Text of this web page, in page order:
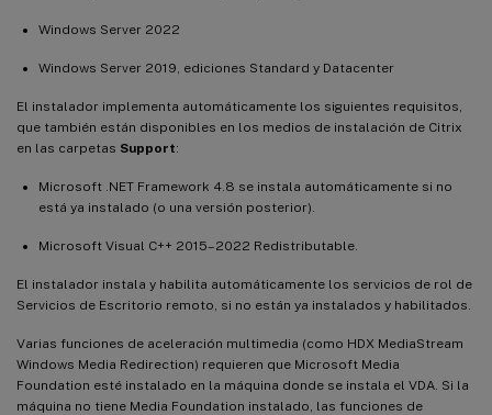
Windows Server 2022
Windows Server 2019, ediciones Standard y Datacenter
El instalador implementa automáticamente los siguientes requisitos,
que también están disponibles en los medios de instalación de Citrix
en las carpetas Support:
Microsoft .NET Framework 4.8 se instala automáticamente si no
está ya instalado (o una versión posterior).
Microsoft Visual C++ 2015–2022 Redistributable.
El instalador instala y habilita automáticamente los servicios de rol de
Servicios de Escritorio remoto, si no están ya instalados y habilitados.
Varias funciones de aceleración multimedia (como HDX MediaStream
Windows Media Redirection) requieren que Microsoft Media
Foundation esté instalado en la máquina donde se instala el VDA. Si la
máquina no tiene Media Foundation instalado, las funciones de